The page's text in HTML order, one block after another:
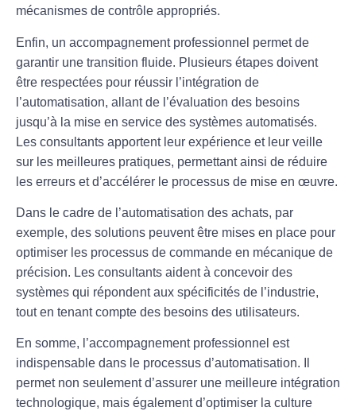
mécanismes de contrôle appropriés.
Enfin, un accompagnement professionnel permet de
garantir une transition fluide. Plusieurs étapes doivent
être respectées pour réussir l’intégration de
l’automatisation, allant de l’évaluation des besoins
jusqu’à la mise en service des systèmes automatisés.
Les consultants apportent leur expérience et leur veille
sur les meilleures pratiques, permettant ainsi de réduire
les erreurs et d’accélérer le processus de mise en œuvre.
Dans le cadre de l’automatisation des achats, par
exemple, des solutions peuvent être mises en place pour
optimiser les processus de commande en mécanique de
précision. Les consultants aident à concevoir des
systèmes qui répondent aux spécificités de l’industrie,
tout en tenant compte des besoins des utilisateurs.
En somme, l’accompagnement professionnel est
indispensable dans le processus d’automatisation. Il
permet non seulement d’assurer une meilleure intégration
technologique, mais également d’optimiser la culture